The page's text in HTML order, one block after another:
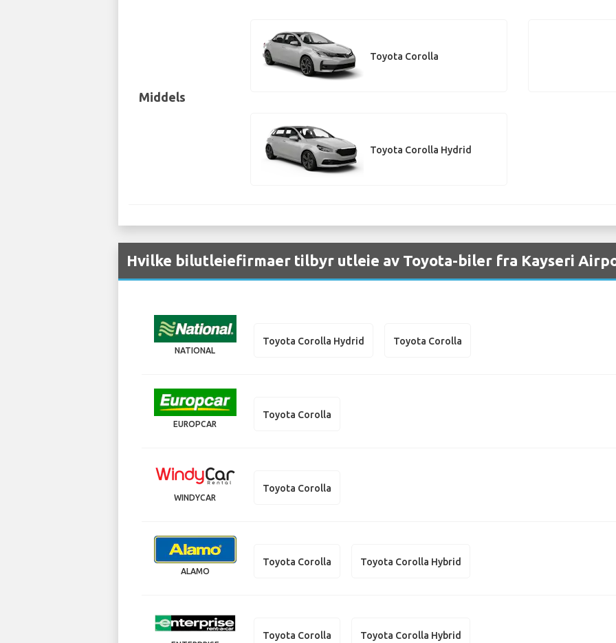
Middels
Toyota Corolla
Toyota Corolla Hydrid
Hvilke bilutleiefirmaer tilbyr utleie av Toyota-biler fra Kayseri
NATIONAL
Toyota Corolla Hydrid Toyota Corolla
EUROPCAR
Toyota Corolla
WINDYCAR
Toyota Corolla
ALAMO
Toyota Corolla Toyota Corolla Hybrid
Toyota Corolla Toyota Corolla Hybrid